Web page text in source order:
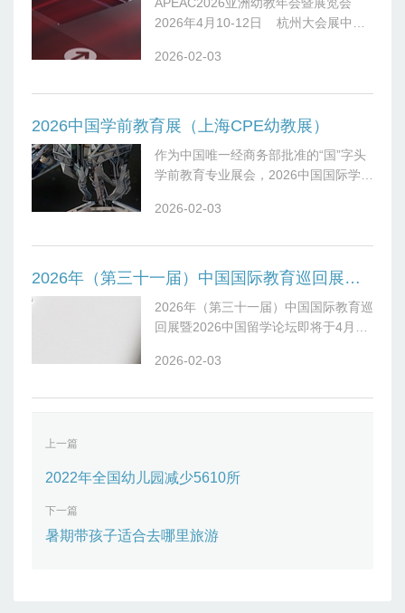
2026年4月10-12日 杭州大会展中心
2026-02-03
2026中国学前教育展（上海CPE幼教展）
作为中国唯一经商务部批准的“国”字头
学前教育专业展会，2026中国国际学前
将于2026年10月21日至23日在上海新
2026-02-03
2026年（第三十一届）中国国际教育巡回展暨2026中国留学论坛
2026年（第三十一届）中国国际教育巡
回展暨2026中国留学论坛即将于4月10
育展进校园活动将依次走进北京、成
2026-02-03
上一篇
2022年全国幼儿园减少5610所
下一篇
暑期带孩子适合去哪里旅游